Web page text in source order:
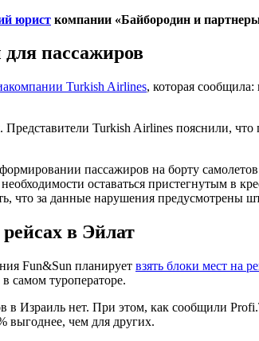
юрист компании «Байбородин и
пассажиров
Turkish Airlines, которая сообщила:
Turkish Airlines пояснили,
пассажиров на борту
оставаться пристегнутым в
что за данные нарушения предусмотрены
в Эйлат
Fun&Sun планирует взять блоки мест на
самом туроператоре.
в Израиль нет. При этом, как сообщили
чем для других.